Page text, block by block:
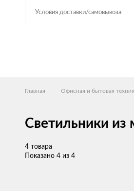
Условия доставки/самовывоза
Главная Офисная и бытовая
Светильники из
4 товара
Показано 4 из 4